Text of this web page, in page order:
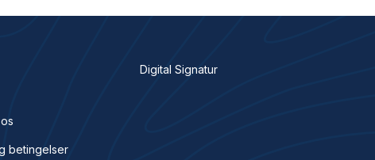
betingelser
Digital Signatur